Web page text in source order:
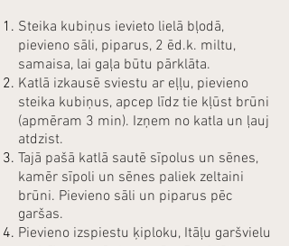
Steika kubiņus ievieto lielā bļodā,
pievieno sāli, piparus, 2 ēd.k. miltu,
samaisa, lai gaļa būtu pārklāta.
Katlā izkausē sviestu ar eļļu, pievieno
steika kubiņus, apcep līdz tie kļūst brūni
(apmēram 3 min). Izņem no katla un ļauj
atdzist.
Tajā pašā katlā sautē sīpolus un sēnes,
kamēr sīpoli un sēnes paliek zeltaini
brūni. Pievieno sāli un piparus pēc
garšas.
Pievieno izspiestu ķiploku, Itāļu garšvielu